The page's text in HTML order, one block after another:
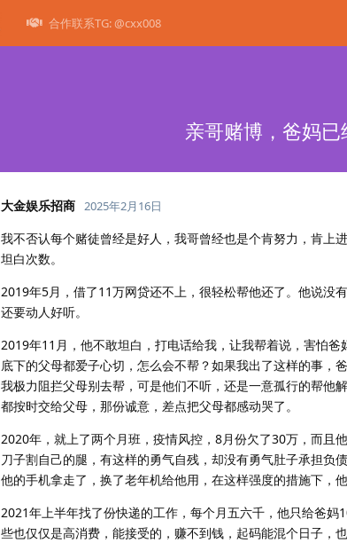
合作联系TG: @cxx008
亲哥赌博，爸妈
大金娱乐招商 2025年2月16日
我不否认每个赌徒曾经是好人，我哥曾经也是个肯努力，肯上
坦白次数。
2019年5月，借了11万网贷还不上，很轻松帮他还了。他说没
还要动人好听。
2019年11月，他不敢坦白，打电话给我，让我帮着说，害怕
底下的父母都爱子心切，怎么会不帮？如果我出了这样的事，
我极力阻拦父母别去帮，可是他们不听，还是一意孤行的帮他
都按时交给父母，那份诚意，差点把父母都感动哭了。
2020年，就上了两个月班，疫情风控，8月份欠了30万，而且
刀子割自己的腿，有这样的勇气自残，却没有勇气肚子承担负
他的手机拿走了，换了老年机给他用，在这样强度的措施下，他
2021年上半年找了份快递的工作，每个月五六千，他只给爸
些也仅仅是高消费，能接受的，赚不到钱，起码能混个日子，